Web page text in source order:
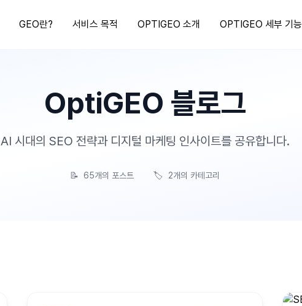
GEO란? 서비스 목적 OPTIGEO 소개 OPTIGEO 세부 기능
OptiGEO 블로그
AI 시대의 SEO 전략과 디지털 마케팅 인사이트를 공유합니다.
📝 65개의 포스트 🏷️ 2개의 카테고리